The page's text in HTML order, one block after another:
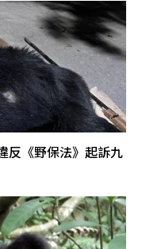
反《野保法》起訴九